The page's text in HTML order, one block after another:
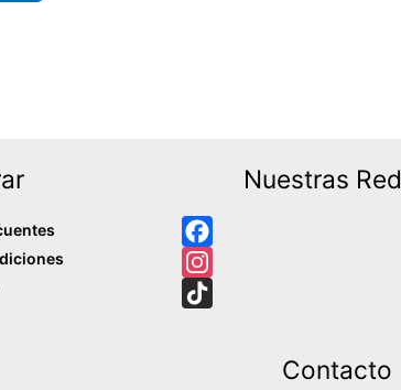
Nuestras
b
t
k
Contacto